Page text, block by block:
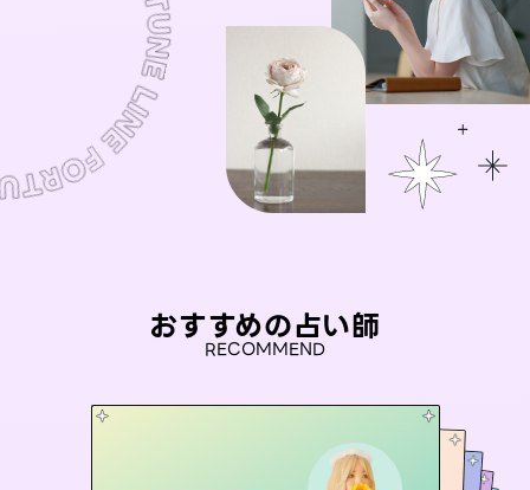
おすすめの占い師
RECOMMEND